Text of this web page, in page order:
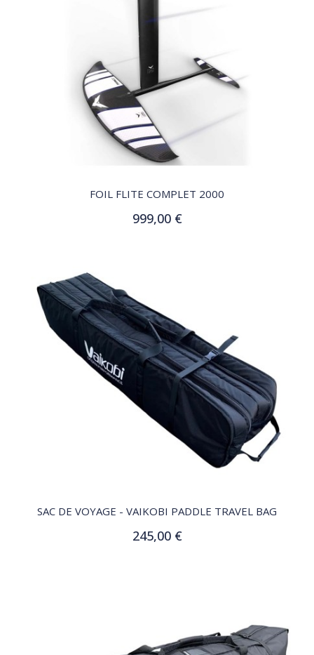
QUICK VIEW
FOIL FLITE COMPLET 2000
999,00 €
Ajouter au panier
SAC DE VOYAGE - VAIKOBI PADDLE TRAVEL BAG
245,00 €
Ajouter au panier